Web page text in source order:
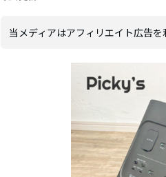
当メディアはアフィリエイト広告を